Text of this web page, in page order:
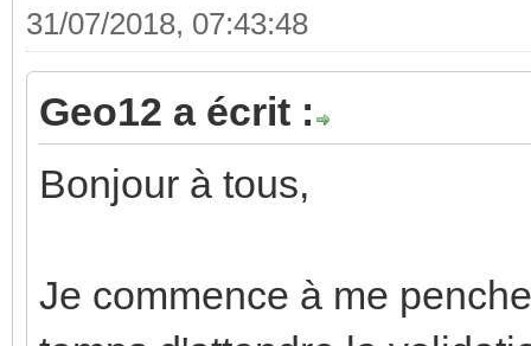
31/07/2018, 07:43:48
Geo12 a écrit :
Bonjour à tous,
Je commence à me